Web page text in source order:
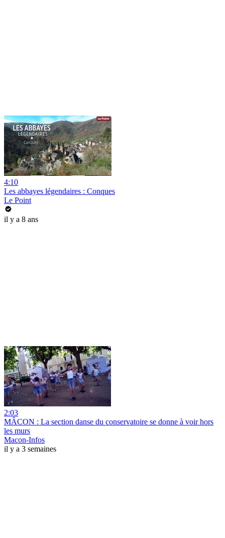
4:10
Les abbayes légendaires : Conques
Le Point
il y a 8 ans
2:03
MÂCON : La section danse du conservatoire se donne à voir hors
les murs
Macon-Infos
il y a 3 semaines